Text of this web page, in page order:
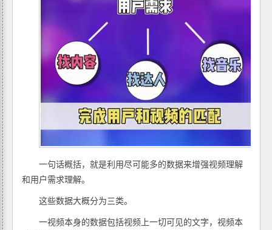
一句话概括，就是利用尽可能多的数据来增强视频理解
和用户需求理解。
这些数据大概分为三类。
一视频本身的数据包括视频上一切可见的文字，视频本